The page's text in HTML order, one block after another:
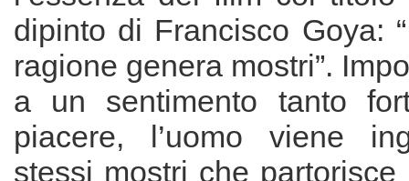
dipinto di Francisco Goya:
ragione genera mostri”.
a un sentimento tanto
piacere, l’uomo viene
stessi mostri che